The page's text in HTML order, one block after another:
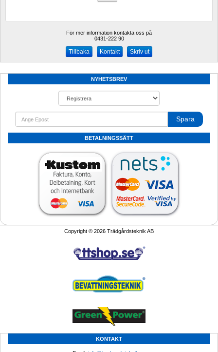
För mer information kontakta oss på
0431-222 90
Kontakt Skriv ut
NYHETSBREV
Spara
BETALNINGSSÄTT
Copyright © 2026 Trädgårdsteknik AB
KONTAKT